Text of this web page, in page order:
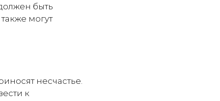
быть
могут
несчастье.
к